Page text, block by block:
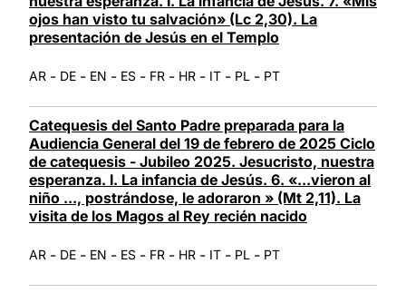
ojos han visto tu salvación» (Lc 2,30). La
presentación de Jesús en el Templo
AR - DE - EN - ES - FR - HR - IT - PL - PT
Catequesis del Santo Padre preparada para la
Audiencia General del 19 de febrero de 2025 Ciclo
de catequesis - Jubileo 2025. Jesucristo, nuestra
esperanza. I. La infancia de Jesús. 6. «...vieron al
niño ..., postrándose, le adoraron » (Mt 2,11). La
visita de los Magos al Rey recién nacido
AR - DE - EN - ES - FR - HR - IT - PL - PT